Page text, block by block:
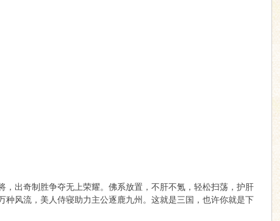
，出奇制胜争夺无上荣耀。佛系放置，不肝不氪，轻松扫荡，护肝
风流，美人侍寝助力主公逐鹿九州。这就是三国，也许你就是下